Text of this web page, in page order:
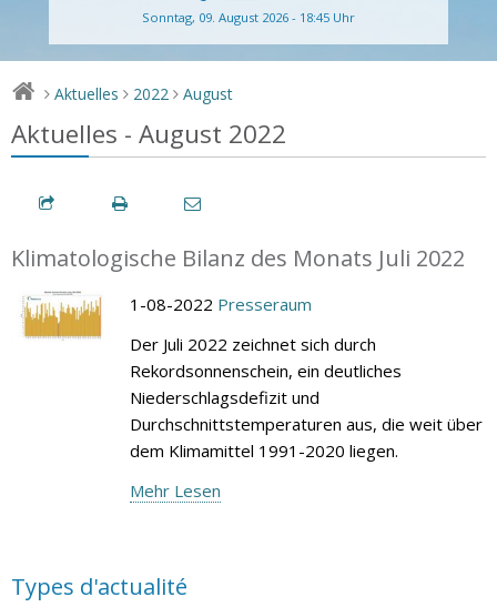
Sonntag, 09. August 2026 - 18:45 Uhr
> Aktuelles > 2022 > August
Aktuelles - August 2022
Klimatologische Bilanz des Monats Juli 2022
1-08-2022 Presseraum
Der Juli 2022 zeichnet sich durch
Rekordsonnenschein, ein deutliches
Niederschlagsdefizit und
Durchschnittstemperaturen aus, die weit über
dem Klimamittel 1991-2020 liegen.
Mehr Lesen
Types d'actualité